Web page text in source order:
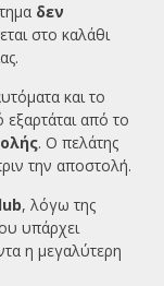
δεν
στο καλάθι
και το
από το
. Ο πελάτης
την αποστολή.
, λόγω της
υπάρχει
η μεγαλύτερη